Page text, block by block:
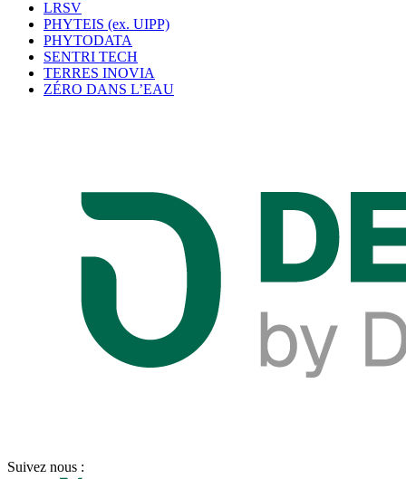
LRSV
PHYTEIS (ex. UIPP)
PHYTODATA
SENTRI TECH
TERRES INOVIA
ZÉRO DANS L’EAU
Suivez nous :